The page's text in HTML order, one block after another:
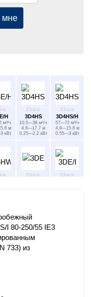
мне
H
м³/ч
м
кВт
Ebara
3D4HS
10.5—36 м³/ч
4.8—17.7 м
0.25—2.2 кВт
Ebara
3D4HS/H
57—72 м³/ч
4.8—15.8 м
0.55—3 кВт
м³/ч
Ebara
18—60 м³/ч
Ebara
18—126 м³/ч
M
м³/ч
Ebara
3DHSW